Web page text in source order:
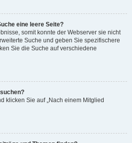
eine leere Seite?
somit konnte der Webserver sie nicht
Suche und geben Sie spezifischere
Sie die Suche auf verschiedene
klicken Sie auf „Nach einem Mitglied